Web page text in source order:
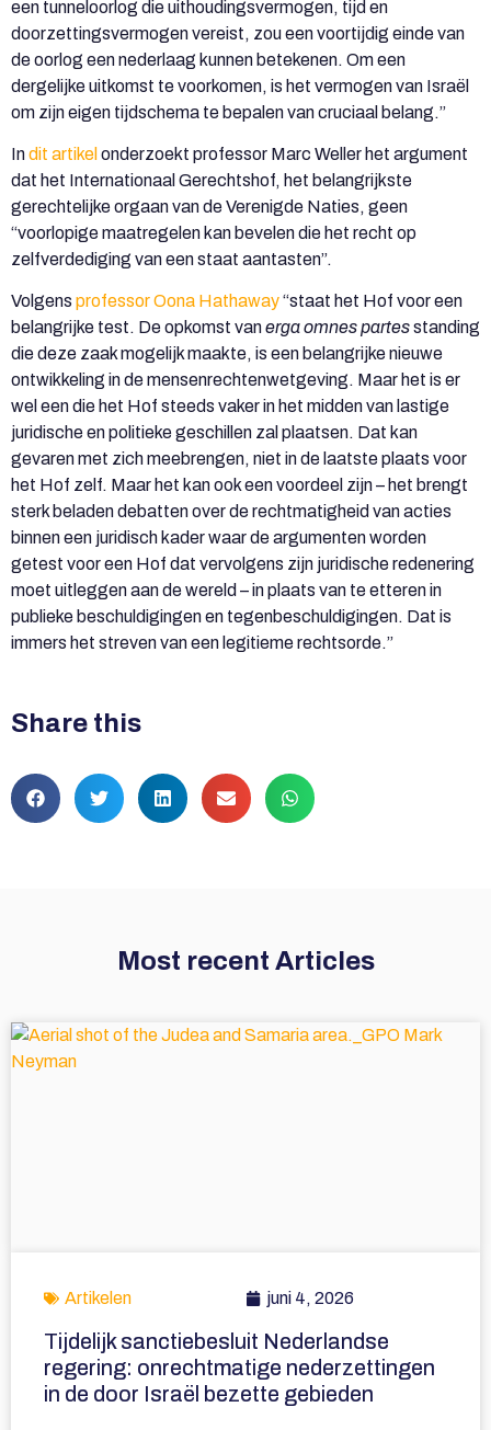
een tunneloorlog die uithoudingsvermogen, tijd en
doorzettingsvermogen vereist, zou een voortijdig einde van
de oorlog een nederlaag kunnen betekenen. Om een
dergelijke uitkomst te voorkomen, is het vermogen van Israël
om zijn eigen tijdschema te bepalen van cruciaal belang.”
Indit artikel onderzoekt professor Marc Weller het argument
dat het Internationaal Gerechtshof, het belangrijkste
gerechtelijke orgaan van de Verenigde Naties, geen
“voorlopige maatregelen kan bevelen die het recht op
zelfverdediging van een staat aantasten”.
Volgens professor Oona Hathaway“staat het Hof voor een
belangrijke test. De opkomst vanerga omnes partesstanding
die deze zaak mogelijk maakte, is een belangrijke nieuwe
ontwikkeling in de mensenrechtenwetgeving. Maar het is er
wel een die het Hof steeds vaker in het midden van lastige
juridische en politieke geschillen zal plaatsen. Dat kan
gevaren met zich meebrengen, niet in de laatste plaats voor
het Hof zelf. Maar het kan ook een voordeel zijn – het brengt
sterk beladen debatten over de rechtmatigheid van acties
binnen een juridisch kader waar de argumenten worden
getest voor een Hof dat vervolgens zijn juridische redenering
moet uitleggen aan de wereld – in plaats van te etteren in
publieke beschuldigingen en tegenbeschuldigingen. Dat is
immers het streven van een legitieme rechtsorde.”
Share this
Most recent Articles
Artikelen juni 4, 2026
Tijdelijk sanctiebesluit Nederlandse
regering: onrechtmatige nederzettingen
in de door Israël bezette gebieden